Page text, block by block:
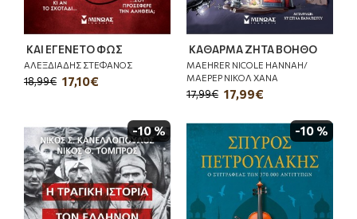
ΚΑΙ ΕΓΕΝΕΤΟ ΦΩΣ
ΑΛΕΞΔΙΑΔΗΣ ΣΤΕΦΑΝΟΣ
17,10€
18,99€
ΚΑΘΑΡΜΑ ΖΗΤΑ ΒΟΗΘΟ
MAEHRER NICOLE HANNAH/
ΜΑΕΡΕΡ ΝΙΚΟΛ ΧΑΝΑ
17,99€
17,99€
-10 % -10 %